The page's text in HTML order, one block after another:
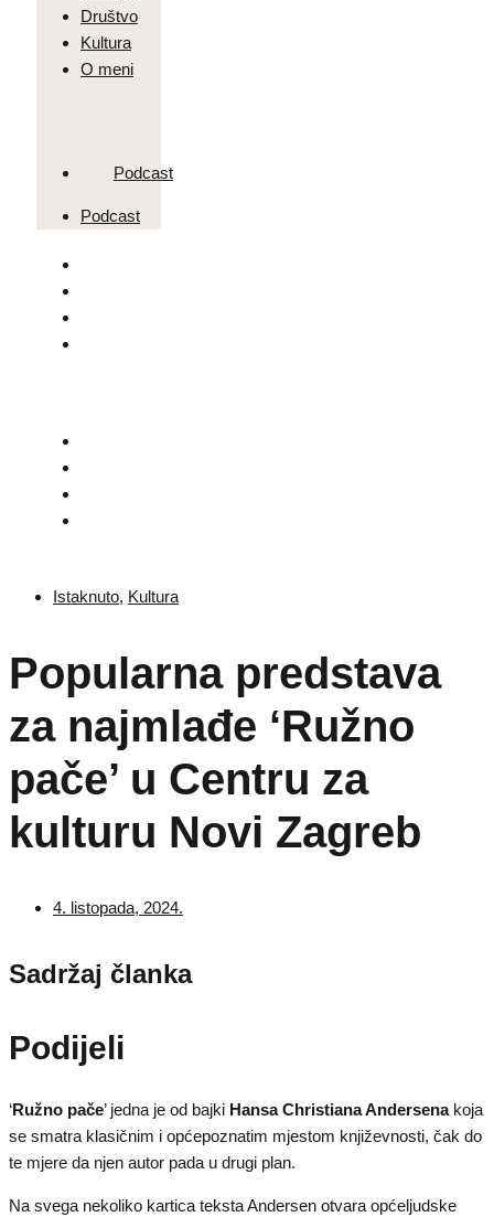
Društvo
Kultura
O meni
Podcast
Podcast
Istaknuto, Kultura
Popularna predstava
za najmlađe ‘Ružno
pače’ u Centru za
kulturu Novi Zagreb
4. listopada, 2024.
Sadržaj članka
Podijeli
‘Ružno pače’ jedna je od bajki Hansa Christiana Andersenakoja
se smatra klasičnim i općepoznatim mjestom književnosti, čak do
te mjere da njen autor pada u drugi plan.
Na svega nekoliko kartica teksta Andersen otvara općeljudske